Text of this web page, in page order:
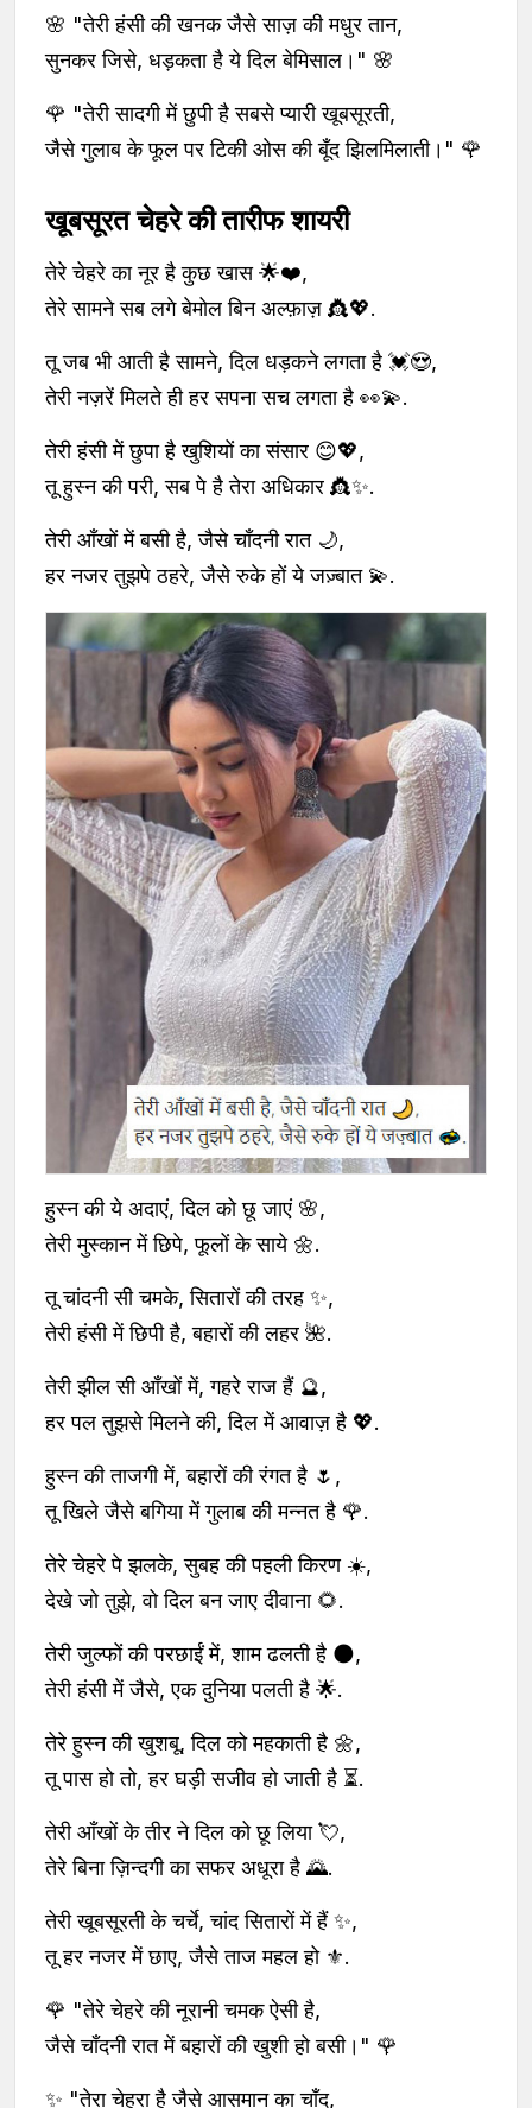
🌸 "तेरी हंसी की खनक जैसे साज़ की मधुर तान,
सुनकर जिसे, धड़कता है ये दिल बेमिसाल।" 🌸
🌹 "तेरी सादगी में छुपी है सबसे प्यारी खूबसूरती,
जैसे गुलाब के फूल पर टिकी ओस की बूँद झिलमिलाती।" 🌹
खूबसूरत चेहरे की तारीफ शायरी
तेरे चेहरे का नूर है कुछ खास 🌟❤️,
तेरे सामने सब लगे बेमोल बिन अल्फ़ाज़ 👸💖.
तू जब भी आती है सामने, दिल धड़कने लगता है 💓😍,
तेरी नज़रें मिलते ही हर सपना सच लगता है 👀💫.
तेरी हंसी में छुपा है खुशियों का संसार 😊💖,
तू हुस्न की परी, सब पे है तेरा अधिकार 👸✨.
तेरी आँखों में बसी है, जैसे चाँदनी रात 🌙,
हर नजर तुझपे ठहरे, जैसे रुके हों ये जज़्बात 💫.
हुस्न की ये अदाएं, दिल को छू जाएं 🌸,
तेरी मुस्कान में छिपे, फूलों के साये 🌼.
तू चांदनी सी चमके, सितारों की तरह ✨,
तेरी हंसी में छिपी है, बहारों की लहर 🌺.
तेरी झील सी आँखों में, गहरे राज हैं 🔮,
हर पल तुझसे मिलने की, दिल में आवाज़ है 💖.
हुस्न की ताजगी में, बहारों की रंगत है 🌷,
तू खिले जैसे बगिया में गुलाब की मन्नत है 🌹.
तेरे चेहरे पे झलके, सुबह की पहली किरण ☀️,
देखे जो तुझे, वो दिल बन जाए दीवाना 🌻.
तेरी जुल्फों की परछाईं में, शाम ढलती है 🌑,
तेरी हंसी में जैसे, एक दुनिया पलती है 🌟.
तेरे हुस्न की खुशबू, दिल को महकाती है 🌼,
तू पास हो तो, हर घड़ी सजीव हो जाती है ⏳.
तेरी आँखों के तीर ने दिल को छू लिया 💘,
तेरे बिना ज़िन्दगी का सफर अधूरा है 🌄.
तेरी खूबसूरती के चर्चे, चांद सितारों में हैं ✨,
तू हर नजर में छाए, जैसे ताज महल हो ⚜️.
🌹 "तेरे चेहरे की नूरानी चमक ऐसी है,
जैसे चाँदनी रात में बहारों की खुशी हो बसी।" 🌹
✨ "तेरा चेहरा है जैसे आसमान का चाँद,